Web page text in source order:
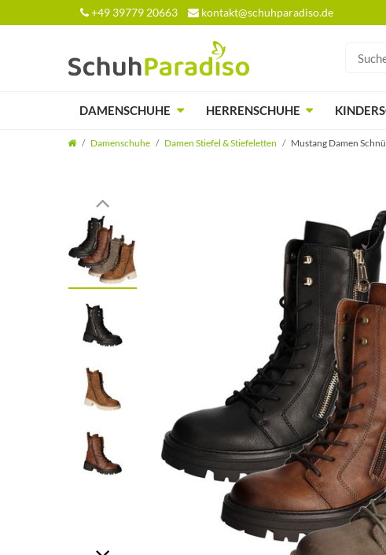
+49 39779 20663 kontakt@schuhparadiso.de
DAMENSCHUHE HERRENSCHUHE
Damenschuhe Damen Stiefel & Stiefeletten Mustang Damen